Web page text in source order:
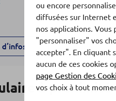
à proximité
ou encore
diffusées sur Internet
nos applications.
"personnaliser" vos
accepter". En cliquant
aucun de ces cookies
page Gestion des
vos choix à tout